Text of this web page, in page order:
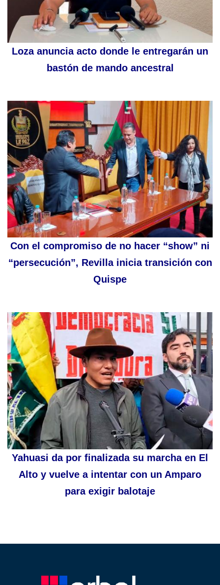
Loza anuncia acto donde le entregarán un
bastón de mando ancestral
Con el compromiso de no hacer “show” ni
“persecución”, Revilla inicia transición con
Quispe
Yahuasi da por finalizada su marcha en El
Alto y vuelve a intentar con un Amparo
para exigir balotaje